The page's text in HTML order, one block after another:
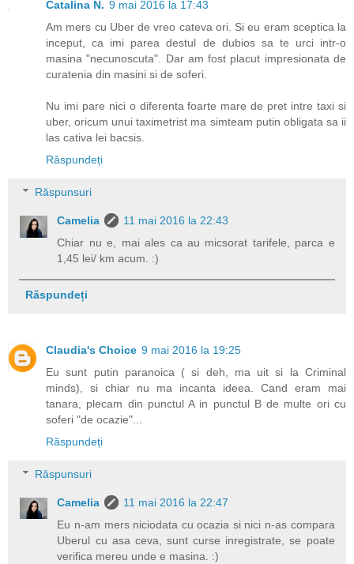
Catalina N. 9 mai 2016 la 17:43
Am mers cu Uber de vreo cateva ori. Si eu eram sceptica la
inceput, ca imi parea destul de dubios sa te urci intr-o
masina "necunoscuta". Dar am fost placut impresionata de
curatenia din masini si de soferi.
Nu imi pare nici o diferenta foarte mare de pret intre taxi si
uber, oricum unui taximetrist ma simteam putin obligata sa ii
las cativa lei bacsis.
Răspundeți
Răspunsuri
Camelia
11 mai 2016 la 22:43
Chiar nu e, mai ales ca au micsorat tarifele, parca e
1,45 lei/ km acum. :)
Răspundeți
Claudia's Choice 9 mai 2016 la 19:25
Eu sunt putin paranoica ( si deh, ma uit si la Criminal
minds), si chiar nu ma incanta ideea. Cand eram mai
tanara, plecam din punctul A in punctul B de multe ori cu
soferi "de ocazie"...
Răspundeți
Răspunsuri
Camelia
11 mai 2016 la 22:47
Eu n-am mers niciodata cu ocazia si nici n-as compara
Uberul cu asa ceva, sunt curse inregistrate, se poate
verifica mereu unde e masina. :)